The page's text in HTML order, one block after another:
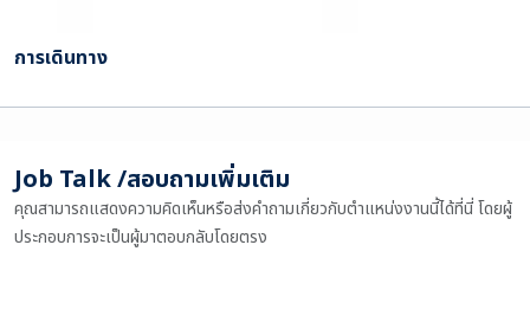
การเดินทาง
Job Talk /สอบถามเพิ่มเติม
คุณสามารถแสดงความคิดเห็นหรือส่งคำถามเกี่ยวกับตำแหน่งงานนี้ได้ที่นี่ โดยผู้
ประกอบการจะเป็นผู้มาตอบกลับโดยตรง